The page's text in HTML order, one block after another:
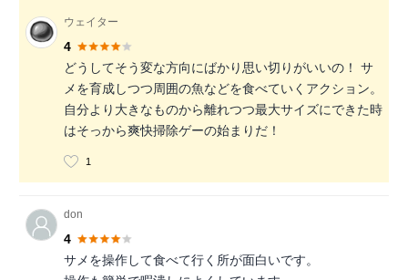
ウェイター
4
どうしてそう変な方向にばかり思い切りがいいの！ サ
メを育成しつつ周囲の魚などを食べていくアクション。
自分より大きなものから離れつつ最大サイズにできた時
はそっから爽快掃除ゲーの始まりだ！
1
don
4
サメを操作して食べて行く所が面白いです。